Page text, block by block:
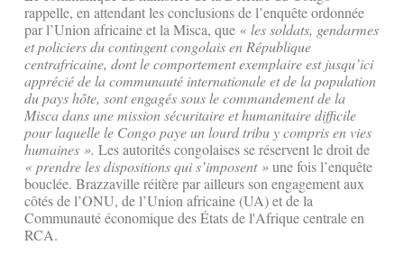
rappelle, en attendant les conclusions de l’enquête ordonnée
par l’Union africaine et la Misca, que « les soldats, gendarmes
et policiers du contingent congolais en République
centrafricaine, dont le comportement exemplaire est jusqu’ici
apprécié de la communauté internationale et de la population
du pays hôte, sont engagés sous le commandement de la
Misca dans une mission sécuritaire et humanitaire difficile
pour laquelle le Congo paye un lourd tribu y compris en vies
humaines ». Les autorités congolaises se réservent le droit de
« prendre les dispositions qui s’imposent »une fois l’enquête
bouclée. Brazzaville réitère par ailleurs son engagement aux
côtés de l’ONU, de l’Union africaine (UA) et de la
Communauté économique des États de l'Afrique centrale en
RCA.